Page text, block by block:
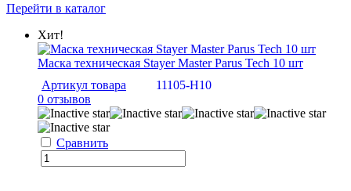
Перейти в каталог
Хит!
Маска техническая Stayer Master Parus Tech 10 шт
Артикул товара
11105-H10
0 отзывов
Сравнить